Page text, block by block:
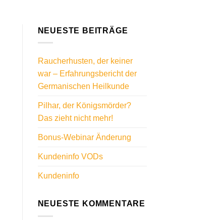
NEUESTE BEITRÄGE
Raucherhusten, der keiner
war – Erfahrungsbericht der
Germanischen Heilkunde
Pilhar, der Königsmörder?
Das zieht nicht mehr!
Bonus-Webinar Änderung
Kundeninfo VODs
Kundeninfo
NEUESTE KOMMENTARE